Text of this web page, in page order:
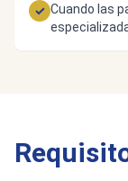
✓ Cuando las